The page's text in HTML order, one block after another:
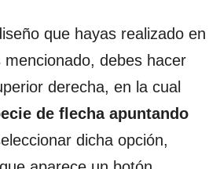
que hayas realizado en
debes hacer
derecha, en la cual
de flecha apuntando
dicha opción,